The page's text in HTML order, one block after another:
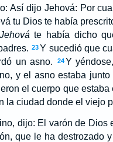
Así dijo Jehová: Por
tu Dios te había
Jehová te había dicho
23Y sucedió que
un asno.
24Y
y el asno estaba
el cuerpo que
la ciudad donde el viejo
dijo: El varón de Dios
que le ha destrozado